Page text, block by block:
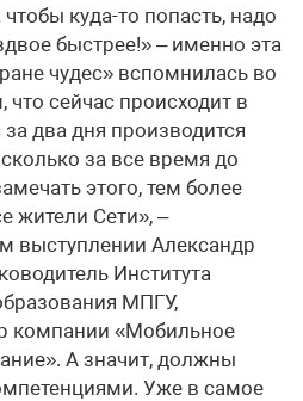
куда-то попасть, надо
быстрее!» – именно эта
чудес» вспомнилась во
сейчас происходит в
два дня производится
за все время до
этого, тем более
жители Сети», –
выступлении Александр
Института
МПГУ,
компании «Мобильное
А значит, должны
Уже в самое